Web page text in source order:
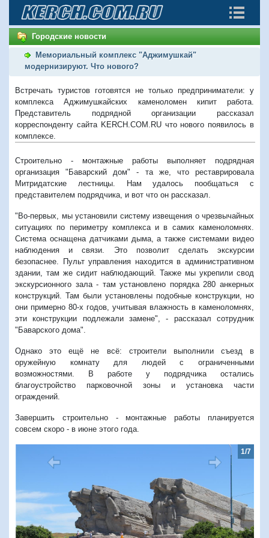
Городские новости
Мемориальный комплекс "Аджимушкай"
модернизируют. Что нового?
Встречать туристов готовятся не только предприниматели: у
комплекса Аджимушкайских каменоломен кипит работа.
Представитель подрядной организации рассказал
корреспонденту сайта KERCH.COM.RU что нового появилось в
комплексе.
Строительно - монтажные работы выполняет подрядная
организация "Баварский дом" - та же, что реставрировала
Митридатские лестницы. Нам удалось пообщаться с
представителем подрядчика, и вот что он рассказал.
"Во-первых, мы установили систему извещения о чрезвычайных
ситуациях по периметру комплекса и в самих каменоломнях.
Система оснащена датчиками дыма, а также системами видео
наблюдения и связи. Это позволит сделать экскурсии
безопаснее. Пульт управления находится в административном
здании, там же сидит наблюдающий. Также мы укрепили свод
экскурсионного зала - там установлено порядка 280 анкерных
конструкций. Там были установлены подобные конструкции, но
они примерно 80-х годов, учитывая влажность в каменоломнях,
эти конструкции подлежали замене", - рассказал сотрудник
"Баварского дома".
Однако это ещё не всё: строители выполнили съезд в
оружейную комнату для людей с ограниченными
возможностями. В работе у подрядчика остались
благоустройство парковочной зоны и установка части
ограждений.
Завершить строительно - монтажные работы планируется
совсем скоро - в июне этого года.
1/7
Предыдущий